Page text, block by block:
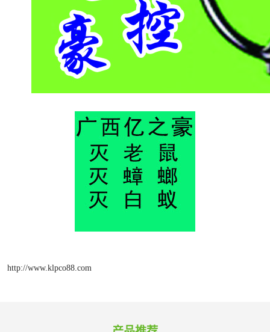
http://www.klpco88.com